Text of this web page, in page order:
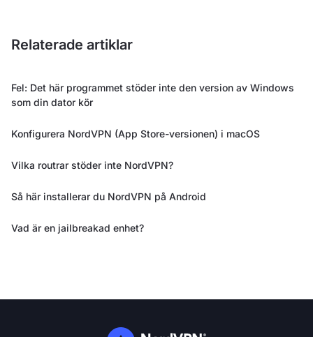
Relaterade artiklar
Fel: Det här programmet stöder inte den version av Windows
som din dator kör
Konfigurera NordVPN (App Store-versionen) i macOS
Vilka routrar stöder inte NordVPN?
Så här installerar du NordVPN på Android
Vad är en jailbreakad enhet?